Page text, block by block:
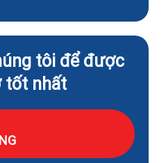
tôi để được
tốt nhất